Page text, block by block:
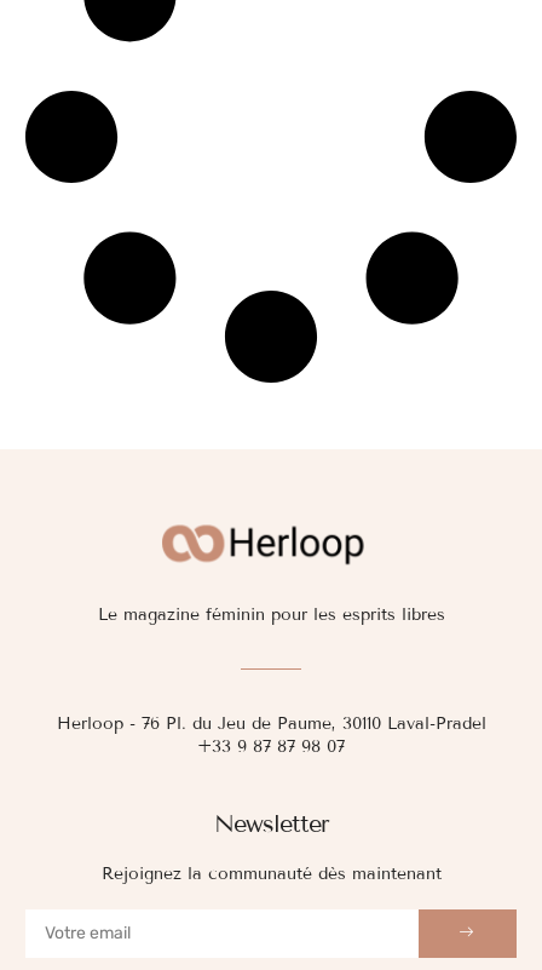
Newsletter
Rejoignez la communauté dès maintenant
Le magazine féminin pour les esprits libres
Herloop - 76 Pl. du Jeu de Paume, 30110 Laval-Pradel
+33 9 87 87 98 07